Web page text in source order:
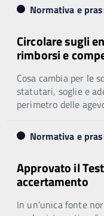
Normativa e
Circolare sugli
rimborsi e
Cosa cambia per le
statutari, soglie e
perimetro delle
Normativa e
Approvato il
accertamento
In un’unica fonte